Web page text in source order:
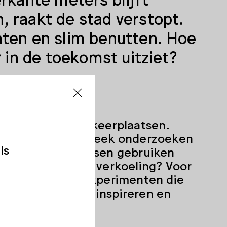
raakt de stad verstopt.
en slim benutten. Hoe
de toekomst uitziet?
meter aan parkeerplaatsen.
Design Week onderzoeken
parkeerplaatsen gebruiken
of verkoeling? Voor
Week allerlei experimenten die
Laat je inspireren en